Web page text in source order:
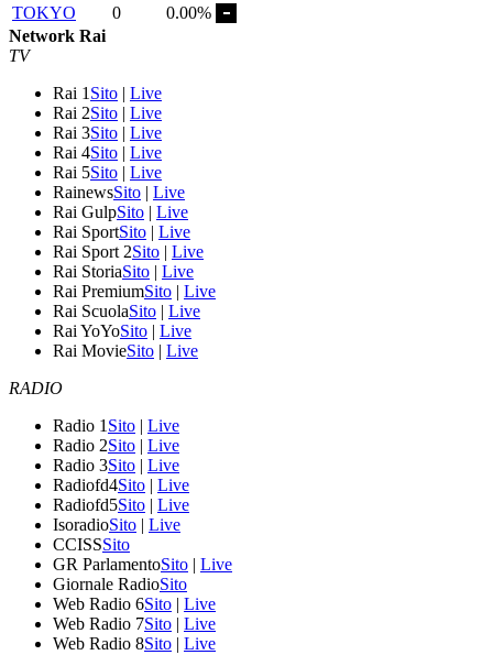
TOKYO
0
0.00%
Network Rai
TV
Rai 1 Sito | Live
Rai 2Sito | Live
Rai 3Sito | Live
Rai 4Sito | Live
Rai 5Sito | Live
RainewsSito | Live
Rai GulpSito | Live
Rai SportSito | Live
Rai Sport 2Sito | Live
Rai StoriaSito | Live
Rai PremiumSito | Live
Rai ScuolaSito | Live
Rai YoYoSito | Live
Rai MovieSito | Live
RADIO
Radio 1 Sito | Live
Radio 2Sito | Live
Radio 3Sito | Live
Radiofd4Sito | Live
Radiofd5Sito | Live
IsoradioSito | Live
CCISSSito
GR ParlamentoSito | Live
Giornale RadioSito
Web Radio 6Sito | Live
Web Radio 7Sito | Live
Web Radio 8Sito | Live